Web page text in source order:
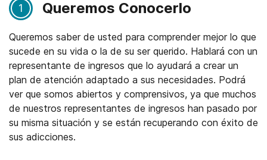
1 Queremos Conocerlo
Queremos saber de usted para comprender mejor lo que
sucede en su vida o la de su ser querido. Hablará con un
representante de ingresos que lo ayudará a crear un
plan de atención adaptado a sus necesidades. Podrá
ver que somos abiertos y comprensivos, ya que muchos
de nuestros representantes de ingresos han pasado por
su misma situación y se están recuperando con éxito de
sus adicciones.